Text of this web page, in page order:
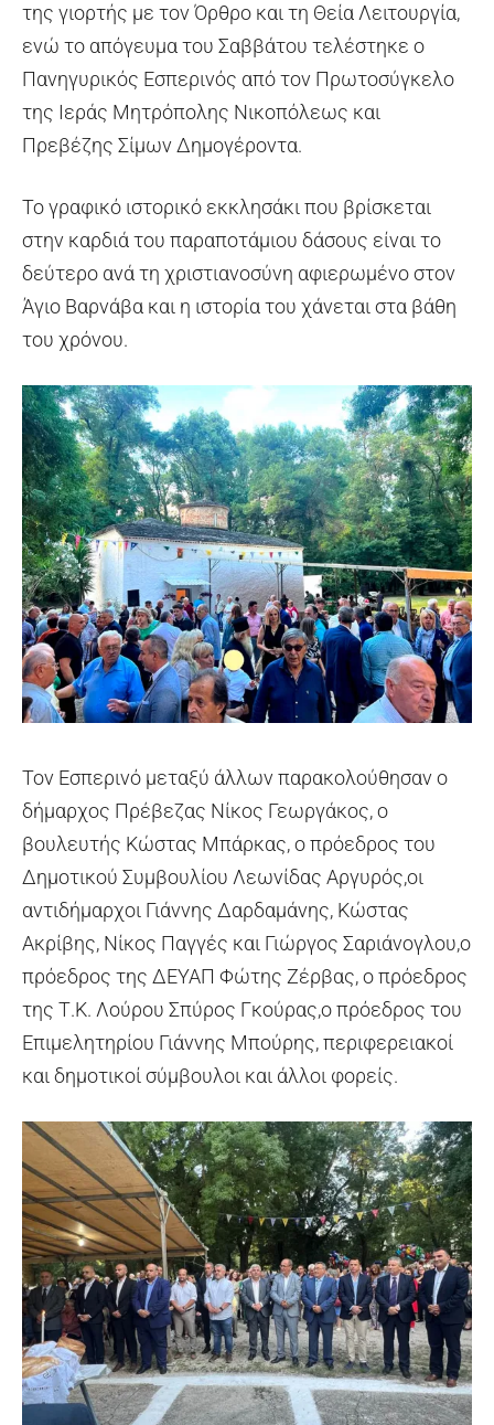
της γιορτής με τον Όρθρο και τη Θεία Λειτουργία,
ενώ το απόγευμα του Σαββάτου τελέστηκε ο
Πανηγυρικός Εσπερινός από τον Πρωτοσύγκελο
της Ιεράς Μητρόπολης Νικοπόλεως και
Πρεβέζης Σίμων Δημογέροντα.
Το γραφικό ιστορικό εκκλησάκι που βρίσκεται
στην καρδιά του παραποτάμιου δάσους είναι το
δεύτερο ανά τη χριστιανοσύνη αφιερωμένο στον
Άγιο Βαρνάβα και η ιστορία του χάνεται στα βάθη
του χρόνου.
Τον Εσπερινό μεταξύ άλλων παρακολούθησαν ο
δήμαρχος Πρέβεζας Νίκος Γεωργάκος, ο
βουλευτής Κώστας Μπάρκας, ο πρόεδρος του
Δημοτικού Συμβουλίου Λεωνίδας Αργυρός,οι
αντιδήμαρχοι Γιάννης Δαρδαμάνης, Κώστας
Ακρίβης, Νίκος Παγγές και Γιώργος Σαριάνογλου,ο
πρόεδρος της ΔΕΥΑΠ Φώτης Ζέρβας, ο πρόεδρος
της Τ.Κ. Λούρου Σπύρος Γκούρας,ο πρόεδρος του
Επιμελητηρίου Γιάννης Μπούρης, περιφερειακοί
και δημοτικοί σύμβουλοι και άλλοι φορείς.